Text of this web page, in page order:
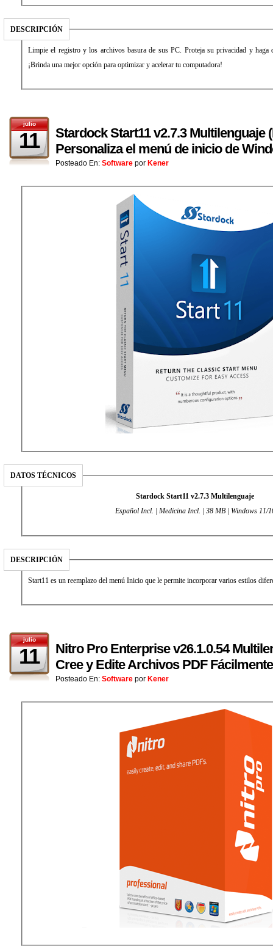
DESCRIPCIÓN
Limpie el registro y los archivos basura de sus PC. Proteja su privacidad y haga
¡Brinda una mejor opción para optimizar y acelerar tu computadora!
julio
11
Stardock Start11 v2.7.3 Multilenguaje
Personaliza el menú de inicio de
Posteado En: Software por Kener
DATOS TÉCNICOS
Stardock Start11 v2.7.3 Multilenguaje
Español Incl. | Medicina Incl. | 38 MB | Windows 11/
DESCRIPCIÓN
Start11 es un reemplazo del menú Inicio que le permite incorporar varios estilos
julio
11
Nitro Pro Enterprise v26.1.0.54
Cree y Edite Archivos PDF
Posteado En: Software por Kener